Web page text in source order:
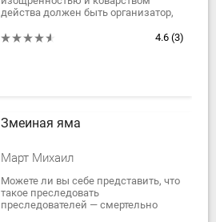
действа должен быть организатор,
заставивший всех балансировать на
4.6 (3)
Змеиная яма
Март Михаил
Можете ли вы себе представить, что
такое преследовать
преследователей — смертельно